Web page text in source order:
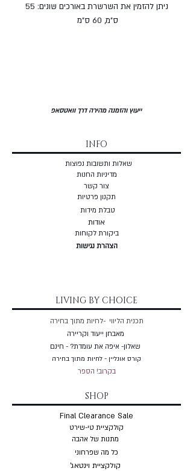
ניתן להזמין את השרשרת באורכים שונים: 55
ס"מ, 60 ס"מ
ייעוץ והזמנה מהירה דרך וואטסאפ
INFO
שאלות ותשובות נפוצות
מדיניות החנות
צור קשר
תקנון פרטיות
טבלת מידות
אודות
ביקורת לקוחות
הצהרת נגישות
LIVING BY CHOICE
תכנית הליווי -לחיות מתוך בחירה
מאבחן ייעוד וקריירה
שאלון- איפה את עומדת? - חינם
קורס אונליין - לחיות מתוך בחירה
בקרוב! הספר
SHOP
Final Clearance Sale
קולקציית טי-שירט
מתנות של אהבה
כל מה שפרחוני
קולקציית וינטאג'